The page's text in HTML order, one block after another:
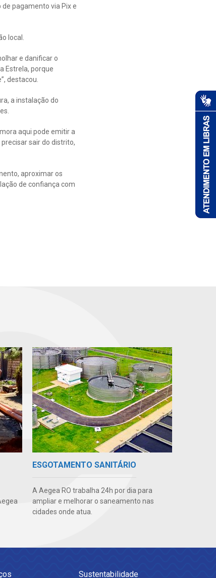
pagamento via Pix e
local.
e danificar o
Estrela, porque
destacou.
a instalação do
aqui pode emitir a
sair do distrito,
aproximar os
de confiança com
ESGOTAMENTO SANITÁRIO
A Aegea RO trabalha 24h por dia para
ampliar e melhorar o saneamento nas
cidades onde atua.
Sustentabilidade